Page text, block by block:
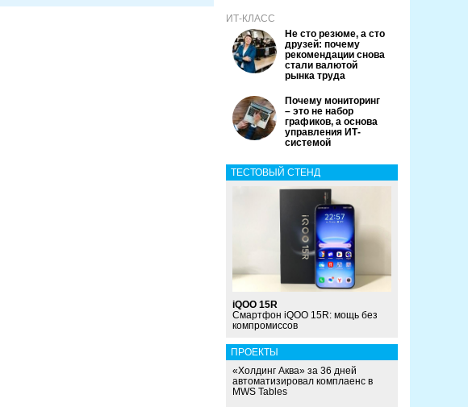
ИТ-КЛАСС
Не сто резюме, а сто
друзей: почему
рекомендации снова
стали валютой
рынка труда
Почему мониторинг
– это не набор
графиков, а основа
управления ИТ-
системой
ТЕСТОВЫЙ СТЕНД
iQOO 15R
Смартфон iQOO 15R: мощь без
компромиссов
ПРОЕКТЫ
«Холдинг Аква» за 36 дней
автоматизировал комплаенс в
MWS Tables